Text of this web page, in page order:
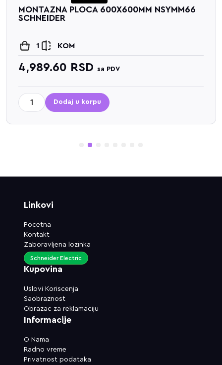
MONTAZNA PLOCA 600X600MM NSYMM66
SCHNEIDER
1 KOM
4,989.60 RSD sa PDV
Dodaj u korpu
5
Linkovi
Pocetna
Kontakt
Zaboravljena lozinka
Kupovina
Uslovi Koriscenja
Saobraznost
Obrazac za reklamaciju
Schneider Electric
Informacije
O Nama
Radno vreme
Privatnost podataka